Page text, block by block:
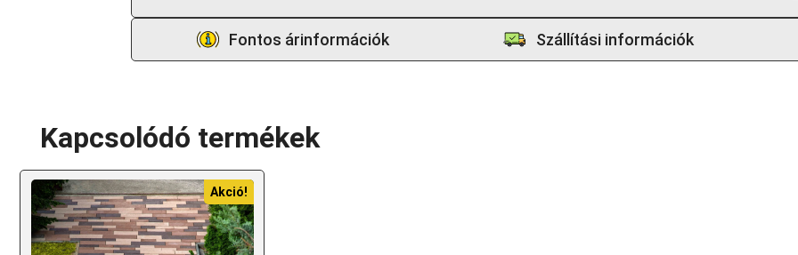
Fontos árinformációk Szállítási információk
Kapcsolódó termékek
Akció!